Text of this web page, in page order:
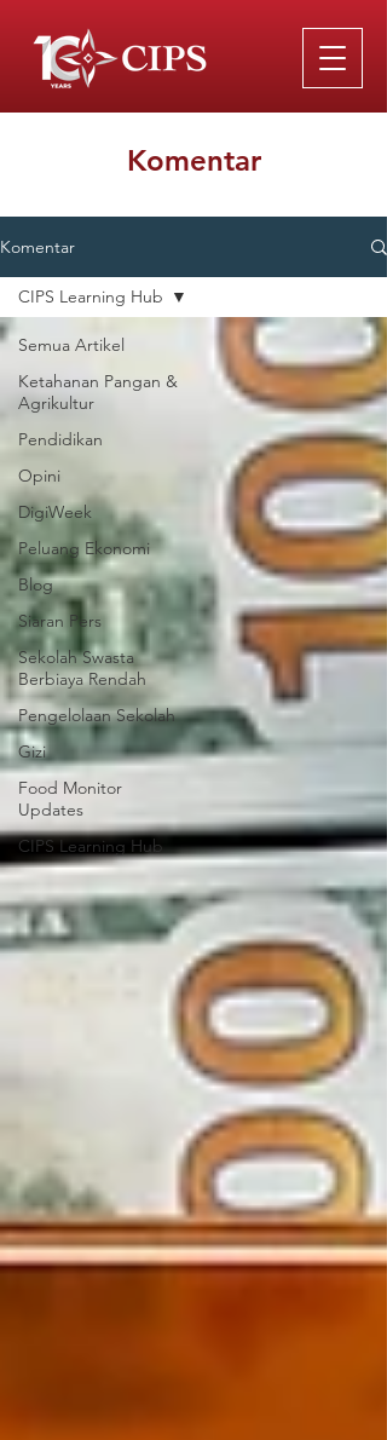
Komentar
Komentar
Semua Artikel
Ketahanan Pangan &
Agrikultur
Pendidikan
Opini
DigiWeek
Peluang Ekonomi
Blog
Siaran Pers
Sekolah Swasta
Berbiaya Rendah
Pengelolaan Sekolah
Gizi
Food Monitor
Updates
CIPS Learning Hub
CIPS Learning Hub